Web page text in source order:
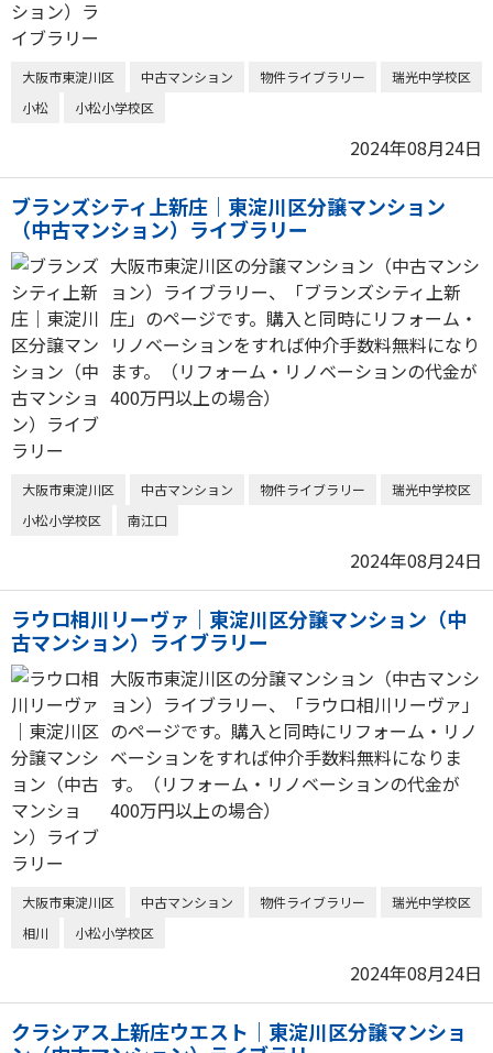
大阪市東淀川区 中古マンション 物件ライブラリー
瑞光中学校区
小松
小松小学校区
2024年08月24日
ブランズシティ上新庄｜東淀川区分譲マンション
（中古マンション）ライブラリー
大阪市東淀川区の分譲マンション（中古マンシ
ョン）ライブラリー、「ブランズシティ上新
庄」のページです。購入と同時にリフォーム・
リノベーションをすれば仲介手数料無料になり
ます。（リフォーム・リノベーションの代金が
400万円以上の場合）
大阪市東淀川区 中古マンション 物件ライブラリー
瑞光中学校区
小松小学校区
南江口
2024年08月24日
ラウロ相川リーヴァ｜東淀川区分譲マンション（中
古マンション）ライブラリー
大阪市東淀川区の分譲マンション（中古マンシ
ョン）ライブラリー、「ラウロ相川リーヴァ」
のページです。購入と同時にリフォーム・リノ
ベーションをすれば仲介手数料無料になりま
す。（リフォーム・リノベーションの代金が
400万円以上の場合）
大阪市東淀川区 中古マンション 物件ライブラリー
瑞光中学校区
相川
小松小学校区
2024年08月24日
クラシアス上新庄ウエスト｜東淀川区分譲マンショ